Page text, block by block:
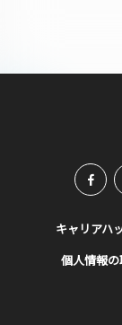
キャリアハ
個人情報